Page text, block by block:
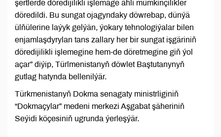
şertlerde döredijilikli işlemäge ähli mümkinçilikler
döredildi. Bu sungat ojagyndaky döwrebap, dünýä
ülňülerine laýyk gelýän, ýokary tehnologiýalar bilen
enjamlaşdyrylan tans zallary her bir sungat işgäriniň
döredijilikli işlemegine hem-de döretmegine giň ýol
açar” diýip, Türlmenistanyň döwlet Baştutanynyň
gutlag hatynda bellenilýär.
Türkmenistanyň Dokma senagaty ministrliginiň
“Dokmaçylar” medeni merkezi Aşgabat şäheriniň
Seýidi köçesiniň ugrunda ýerleşýär.